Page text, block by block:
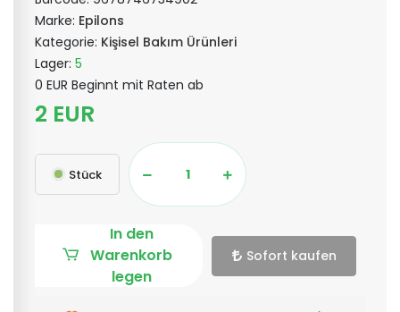
Marke: Epilons
Kategorie: Kişisel Bakım Ürünleri
Lager: 5
0 EUR Beginnt mit Raten ab
2 EUR
Stück
In den
Warenkorb
legen
Sofort kaufen